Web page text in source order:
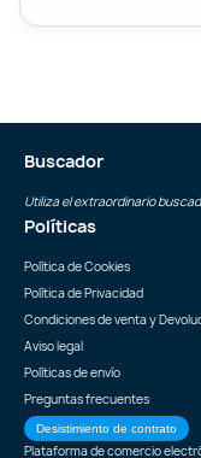
Buscador
Utiliza el extraordinario
Políticas
Política de Cookies
Política de Privacidad
Condiciones de venta y
Aviso legal
Políticas de envío
Preguntas frecuentes
Desistimiento de contrato
Plataforma de comercio